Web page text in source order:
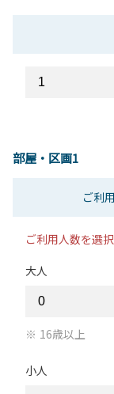
部屋・区画1
ご利
ご利用人数を選
大人
16歳以上
小人